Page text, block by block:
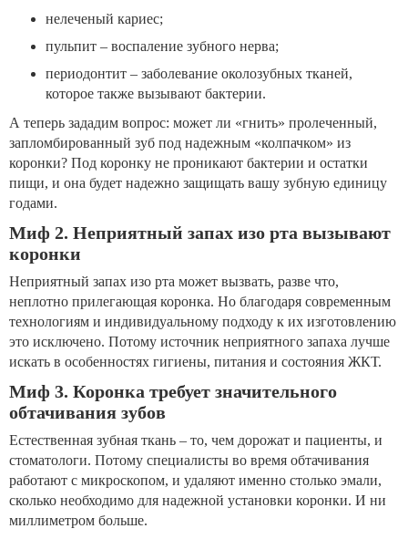
нелеченый кариес;
пульпит – воспаление зубного нерва;
периодонтит – заболевание околозубных тканей,
которое также вызывают бактерии.
А теперь зададим вопрос: может ли «гнить» пролеченный,
запломбированный зуб под надежным «колпачком» из
коронки? Под коронку не проникают бактерии и остатки
пищи, и она будет надежно защищать вашу зубную единицу
годами.
Миф 2. Неприятный запах изо рта вызывают
коронки
Неприятный запах изо рта может вызвать, разве что,
неплотно прилегающая коронка. Но благодаря современным
технологиям и индивидуальному подходу к их изготовлению
это исключено. Потому источник неприятного запаха лучше
искать в особенностях гигиены, питания и состояния ЖКТ.
Миф 3. Коронка требует значительного
обтачивания зубов
Естественная зубная ткань – то, чем дорожат и пациенты, и
стоматологи. Потому специалисты во время обтачивания
работают с микроскопом, и удаляют именно столько эмали,
сколько необходимо для надежной установки коронки. И ни
миллиметром больше.